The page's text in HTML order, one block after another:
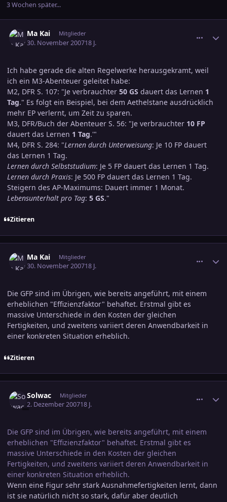
3 Wochen später...
Ma Kai Mitglieder
30. November 200718 J.
Ich habe gerade die alten Regelwerke herausgekramt, weil
ich ein M3-Abenteuer geleitet habe:
M2, DFR S. 107: "Je verbrauchter 50 GS dauert das Lernen 1
Tag." Es folgt ein Beispiel, bei dem Aethelstane ausdrücklich
mehr EP verlernt, um Zeit zu sparen.
M3, DFR/Buch der Abenteuer S. 56: "Je verbrauchter 10 FP
dauert das Lernen 1 Tag.'"
M4, DFR S. 284: "Lernen durch Unterweisung: Je 10 FP dauert
das Lernen 1 Tag.
Lernen durch Selbststudium: Je 5 FP dauert das Lernen 1 Tag.
Lernen durch Praxis: Je 500 FP dauert das Lernen 1 Tag.
Steigern des AP-Maximums: Dauert immer 1 Monat.
Lebensunterhalt pro Tag: 5 GS."
Zitieren
Ma Kai Mitglieder
30. November 200718 J.
Die GFP sind im Übrigen, wie bereits angeführt, mit einem
erheblichen "Effizienzfaktor" behaftet. Erstmal gibt es
massive Unterschiede in den Kosten der gleichen
Fertigkeiten, und zweitens variiert deren Anwendbarkeit in
einer konkreten Situation erheblich.
Zitieren
Solwac Mitglieder
2. Dezember 200718 J.
Die GFP sind im Übrigen, wie bereits angeführt, mit einem
erheblichen "Effizienzfaktor" behaftet. Erstmal gibt es
massive Unterschiede in den Kosten der gleichen
Fertigkeiten, und zweitens variiert deren Anwendbarkeit in
einer konkreten Situation erheblich.
Wenn eine Figur sehr stark Ausnahmefertigkeiten lernt, dann
ist sie natürlich nicht so stark, dafür aber deutlich